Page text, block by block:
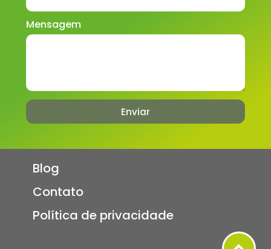
Mensagem
Enviar
Blog
Contato
Política de privacidade